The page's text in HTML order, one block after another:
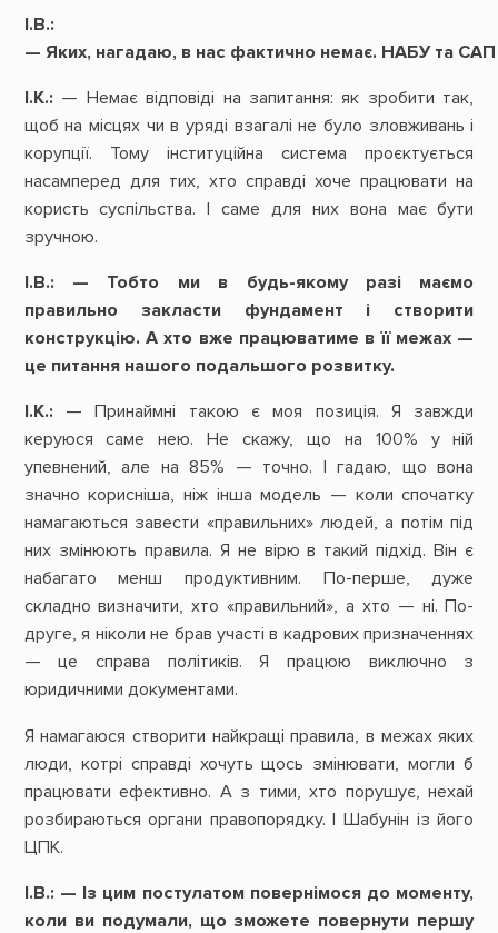
І.В.:
— Яких, нагадаю, в нас фактично немає. НАБУ та САП
І.К.: — Немає відповіді на запитання: як зробити так,
щоб на місцях чи в уряді взагалі не було зловживань і
корупції. Тому інституційна система проєктується
насамперед для тих, хто справді хоче працювати на
користь суспільства. І саме для них вона має бути
зручною.
І.В.: — Тобто ми в будь-якому разі маємо
правильно закласти фундамент і створити
конструкцію. А хто вже працюватиме в її межах —
це питання нашого подальшого розвитку.
І.К.: — Принаймні такою є моя позиція. Я завжди
керуюся саме нею. Не скажу, що на 100% у ній
упевнений, але на 85% — точно. І гадаю, що вона
значно корисніша, ніж інша модель — коли спочатку
намагаються завести «правильних» людей, а потім під
них змінюють правила. Я не вірю в такий підхід. Він є
набагато менш продуктивним. По-перше, дуже
складно визначити, хто «правильний», а хто — ні. По-
друге, я ніколи не брав участі в кадрових призначеннях
— це справа політиків. Я працюю виключно з
юридичними документами.
Я намагаюся створити найкращі правила, в межах яких
люди, котрі справді хочуть щось змінювати, могли б
працювати ефективно. А з тими, хто порушує, нехай
розбираються органи правопорядку. І Шабунін із його
ЦПК.
І.В.: — Із цим постулатом повернімося до моменту,
коли ви подумали, що зможете повернути першу